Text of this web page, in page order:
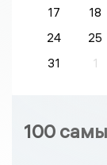
17
18
24
25
31
1
100